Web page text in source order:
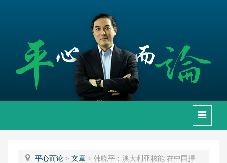
下
拉
平心而论 >文章 >韩晓平：澳大利亚核能 在中国捍